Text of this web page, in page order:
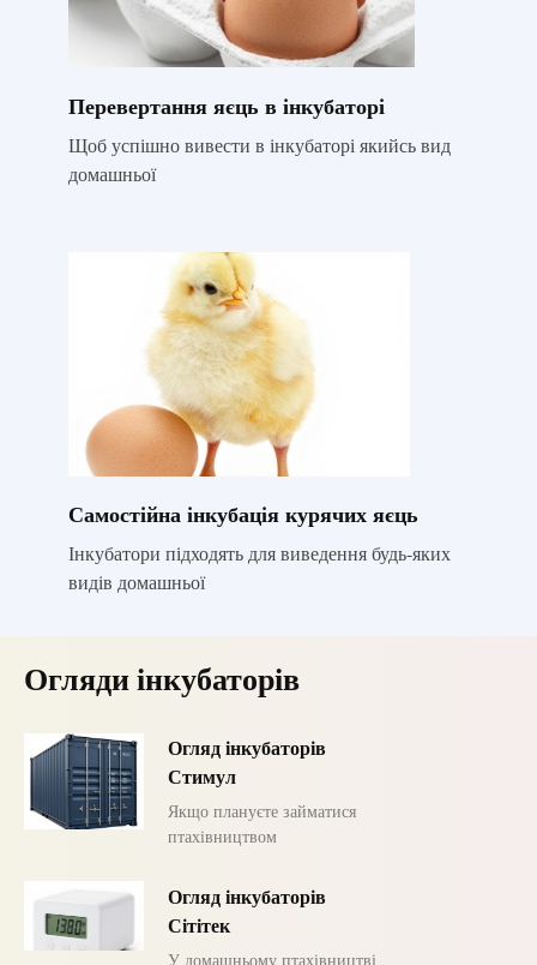
Перевертання яєць в інкубаторі
Щоб успішно вивести в інкубаторі якийсь вид
домашньої
Самостійна інкубація курячих яєць
Інкубатори підходять для виведення будь-яких
видів домашньої
Огляди інкубаторів
Огляд інкубаторів
Стимул
Якщо плануєте займатися
птахівництвом
Огляд інкубаторів
Сітітек
У домашньому птахівництві